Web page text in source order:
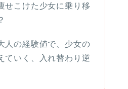
こけた少女に乗り移
人の経験値で、少女の
ていく、入れ替わり逆